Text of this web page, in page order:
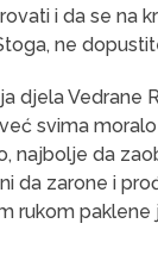
i da se na
ne
djela
svima
najbolje da
da zarone i
rukom